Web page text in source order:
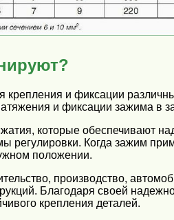
и фиксации
и фиксации зажима в
которые обеспечивают
регулировки. Когда зажим
положении.
производство,
Благодаря своей
крепления деталей.